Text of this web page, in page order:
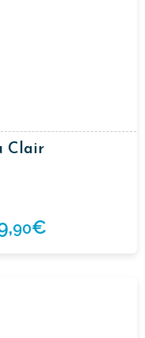
Clair
90€